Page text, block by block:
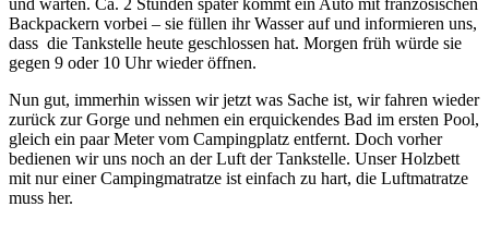
Backpackern vorbei – sie füllen ihr Wasser auf und informieren uns,
dass die Tankstelle heute geschlossen hat. Morgen früh würde sie
gegen 9 oder 10 Uhr wieder öffnen.
Nun gut, immerhin wissen wir jetzt was Sache ist, wir fahren wieder
zurück zur Gorge und nehmen ein erquickendes Bad im ersten Pool,
gleich ein paar Meter vom Campingplatz entfernt. Doch vorher
bedienen wir uns noch an der Luft der Tankstelle. Unser Holzbett
mit nur einer Campingmatratze ist einfach zu hart, die Luftmatratze
muss her.